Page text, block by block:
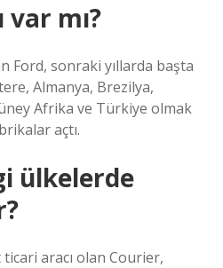
mı?
Ford, sonraki yıllarda başta
Almanya, Brezilya,
Afrika ve Türkiye olmak
açtı.
ülkelerde
aracı olan Courier,